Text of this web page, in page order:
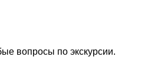
вопросы по экскурсии.